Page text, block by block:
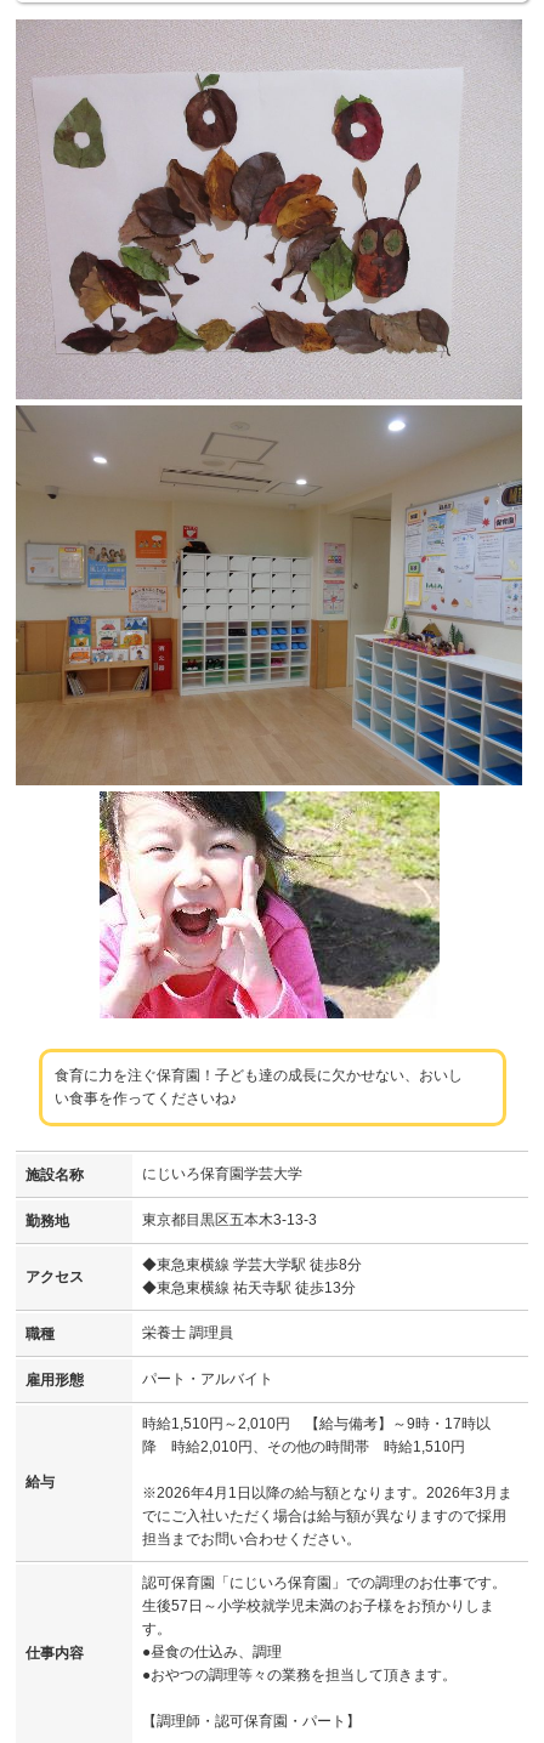
食育に力を注ぐ保育園！子ども達の成長に欠かせない、おいし
い食事を作ってくださいね♪
施設名称 にじいろ保育園学芸大学
勤務地 東京都目黒区五本木3-13-3
アクセス
◆東急東横線 学芸大学駅 徒歩8分
◆東急東横線 祐天寺駅 徒歩13分
職種 栄養士 調理員
雇用形態 パート・アルバイト
給与
時給1,510円～2,010円 【給与備考】～9時・17時以
降 時給2,010円、その他の時間帯 時給1,510円
※2026年4月1日以降の給与額となります。2026年3月ま
でにご入社いただく場合は給与額が異なりますので採用
担当までお問い合わせください。
仕事内容
認可保育園「にじいろ保育園」での調理のお仕事です。
生後57日～小学校就学児未満のお子様をお預かりしま
す。
●昼食の仕込み、調理
●おやつの調理等々の業務を担当して頂きます。
【調理師・認可保育園・パート】